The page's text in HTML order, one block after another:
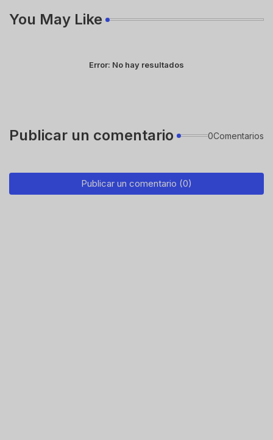
You May Like
Error: No hay resultados
Publicar un comentario 0Comentarios
Publicar un comentario (0)